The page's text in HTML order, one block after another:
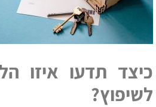
כיצד תדעו איזו
לשיפוץ?